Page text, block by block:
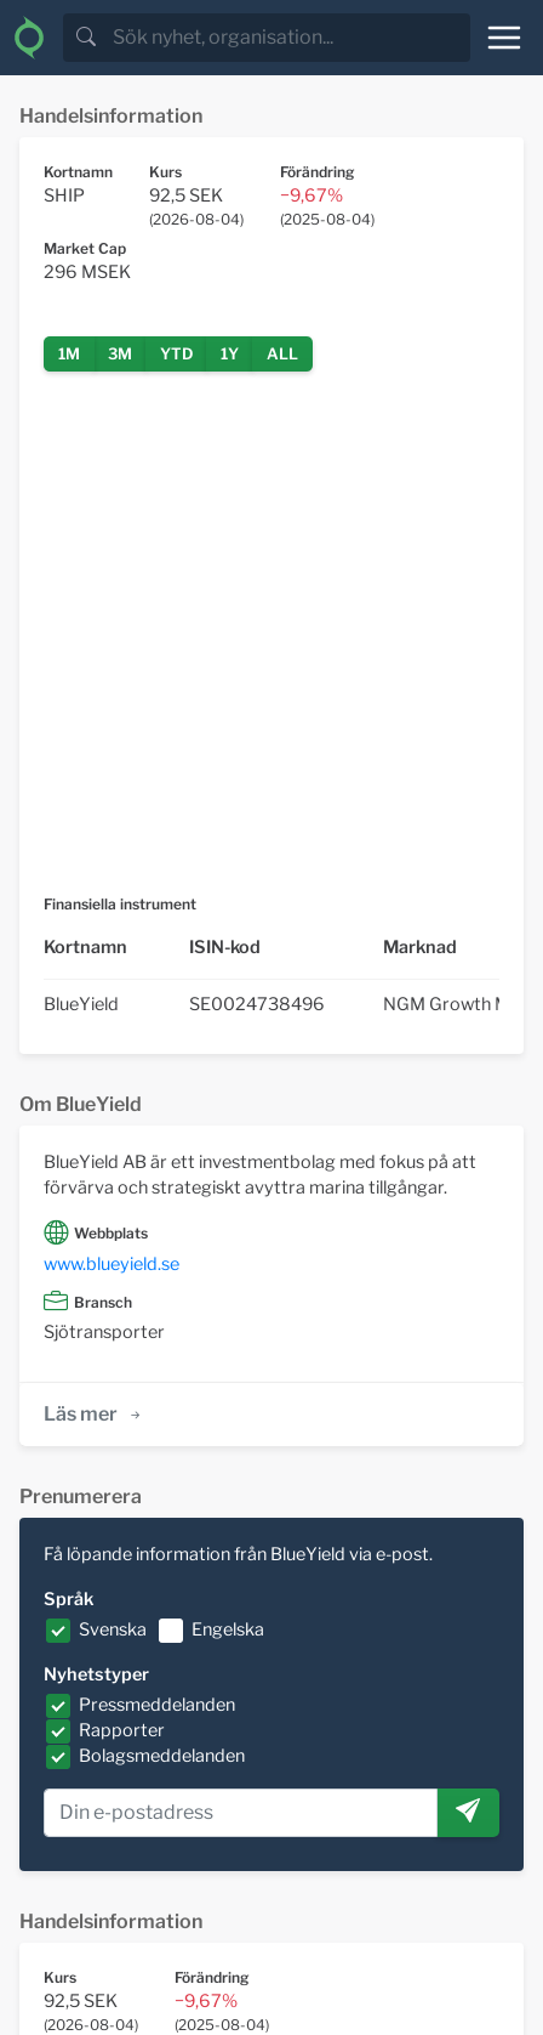
Handelsinformation
Kortnamn
SHIP
Kurs
92,5 SEK
(2026-08-04)
Förändring
−9,67%
(2025-08-04)
Market Cap
296 MSEK
1M 3M YTD 1Y ALL
Finansiella instrument
Kortnamn ISIN-kod Marknad
BlueYield SE0024738496 NGM Growth
Om BlueYield
BlueYield AB är ett investmentbolag med fokus på att
förvärva och strategiskt avyttra marina tillgångar.
Webbplats
www.blueyield.se
Bransch
Sjötransporter
Läs mer
Prenumerera
Få löpande information från BlueYield via e-post.
Språk
Svenska
Engelska
Nyhetstyper
Pressmeddelanden
Rapporter
Bolagsmeddelanden
Handelsinformation
Kurs
92,5 SEK
(2026-08-04)
Förändring
−9,67%
(2025-08-04)